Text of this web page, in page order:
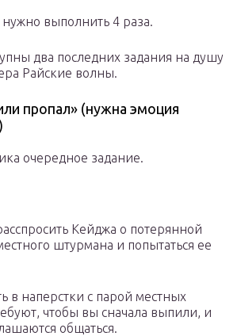
нужно выполнить 4 раза.
два последних задания на душу
Райские волны.
пропал» (нужна эмоция
очередное задание.
Кейджа о потерянной
штурмана и попытаться ее
в наперстки с парой местных
чтобы вы сначала выпили, и
общаться.